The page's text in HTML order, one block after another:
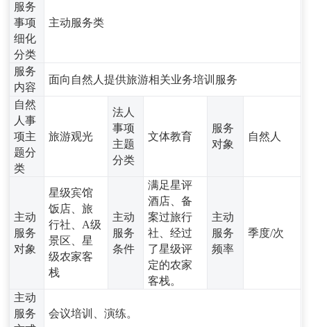
服务
事项
细化
分类
主动服务类
服务
内容
面向自然人提供旅游相关业务培训服务
自然
人事
项主
题分
类
旅游观光
法人
事项
主题
分类
文体教育
服务
对象
自然人
主动
服务
对象
星级宾馆
饭店、旅
行社、A级
景区、星
级农家客
栈
主动
服务
条件
满足星评
酒店、备
案过旅行
社、经过
了星级评
定的农家
客栈。
主动
服务
频率
季度/次
主动
服务
会议培训、演练。